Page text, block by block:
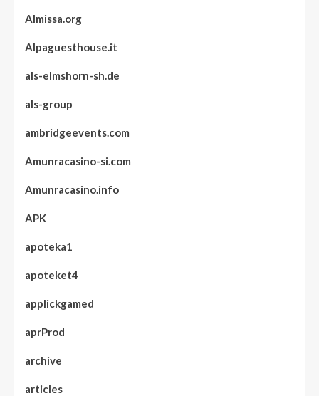
Almissa.org
Alpaguesthouse.it
als-elmshorn-sh.de
als-group
ambridgeevents.com
Amunracasino-si.com
Amunracasino.info
APK
apoteka1
apoteket4
applickgamed
aprProd
archive
articles